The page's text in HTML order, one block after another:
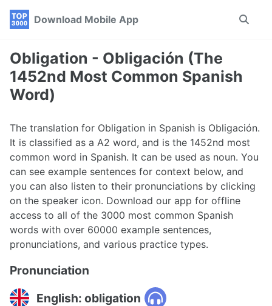
Skip
navigation
Skip
Skip
Download Mobile App
Toggle
Obligation - Obligación (The
1452nd Most Common Spanish
Word)
The translation for Obligation in Spanish is Obligación.
It is classified as a A2 word, and is the 1452nd most
common word in Spanish. It can be used as noun. You
can see example sentences for context below, and
you can also listen to their pronunciations by clicking
on the speaker icon. Download our app for offline
access to all of the 3000 most common Spanish
words with over 60000 example sentences,
pronunciations, and various practice types.
Pronunciation
English: obligation